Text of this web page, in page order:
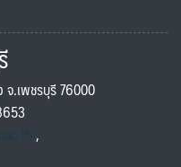
จ.เพชรบุรี 76000
,